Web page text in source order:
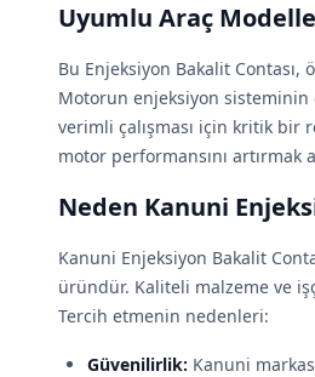
Uyumlu Araç
Bu Enjeksiyon Bakalit Contası,
Motorun enjeksiyon
verimli çalışması için kritik bir
motor performansını artırmak
Neden Kanuni
Kanuni Enjeksiyon Bakalit
üründür. Kaliteli malzeme ve
Tercih etmenin nedenleri:
Güvenilirlik: Kanuni